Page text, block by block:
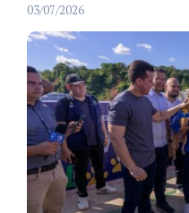
03/07/2026